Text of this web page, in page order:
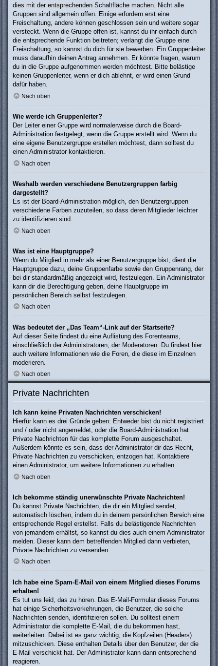
dies mit der entsprechenden Schaltfläche machen. Nicht alle
Gruppen sind allgemein offen. Einige erfordern erst eine
Freischaltung, andere können geschlossen sein und weitere sogar
versteckt. Wenn die Gruppe offen ist, kannst du ihr einfach durch
die entsprechende Funktion beitreten; verlangt die Gruppe eine
Freischaltung, so kannst du dich für sie bewerben. Ein Gruppenleiter
muss daraufhin deinen Antrag annehmen. Er könnte fragen, warum
du in die Gruppe aufgenommen werden möchtest. Bitte belästige
keinen Gruppenleiter, wenn er dich ablehnt, er wird einen Grund
dafür haben.
Nach oben
Wie werde ich Gruppenleiter?
Der Leiter einer Gruppe wird normalerweise durch die Board-
Administration festgelegt, wenn die Gruppe erstellt wird. Wenn du
eine eigene Benutzergruppe erstellen möchtest, dann solltest du
einen Administrator kontaktieren.
Nach oben
Weshalb werden verschiedene Benutzergruppen farbig
dargestellt?
Es ist der Board-Administration möglich, den Benutzergruppen
verschiedene Farben zuzuteilen, so dass deren Mitglieder leichter
zu identifizieren sind.
Nach oben
Was ist eine Hauptgruppe?
Wenn du Mitglied in mehr als einer Benutzergruppe bist, dient die
Hauptgruppe dazu, deine Gruppenfarbe sowie den Gruppenrang, der
bei dir standardmäßig angezeigt wird, festzulegen. Ein Administrator
kann dir die Berechtigung geben, deine Hauptgruppe im
persönlichen Bereich selbst festzulegen.
Nach oben
Was bedeutet der „Das Team“-Link auf der Startseite?
Auf dieser Seite findest du eine Auflistung des Forenteams,
einschließlich der Administratoren, der Moderatoren. Du findest hier
auch weitere Informationen wie die Foren, die diese im Einzelnen
moderieren.
Nach oben
Private Nachrichten
Ich kann keine Privaten Nachrichten verschicken!
Hierfür kann es drei Gründe geben: Entweder bist du nicht registriert
und / oder nicht angemeldet, oder die Board-Administration hat
Private Nachrichten für das komplette Forum ausgeschaltet.
Außerdem könnte es sein, dass der Administrator dir das Recht,
Private Nachrichten zu verschicken, entzogen hat. Kontaktiere
einen Administrator, um weitere Informationen zu erhalten.
Nach oben
Ich bekomme ständig unerwünschte Private Nachrichten!
Du kannst Private Nachrichten, die dir ein Mitglied sendet,
automatisch löschen, indem du in deinem persönlichen Bereich eine
entsprechende Regel erstellst. Falls du belästigende Nachrichten
von jemandem erhältst, so kannst du dies auch einem Administrator
melden. Dieser kann dem betreffenden Mitglied dann verbieten,
Private Nachrichten zu versenden.
Nach oben
Ich habe eine Spam-E-Mail von einem Mitglied dieses Forums
erhalten!
Es tut uns leid, das zu hören. Das E-Mail-Formular dieses Forums
hat einige Sicherheitsvorkehrungen, die Benutzer, die solche
Nachrichten senden, identifizieren sollen. Du solltest einem
Administrator die komplette E-Mail, die du bekommen hast,
weiterleiten. Dabei ist es ganz wichtig, die Kopfzeilen (Headers)
mitzuschicken. Diese enthalten Details über den Benutzer, der die
E-Mail verschickt hat. Der Administrator kann dann entsprechend
reagieren.